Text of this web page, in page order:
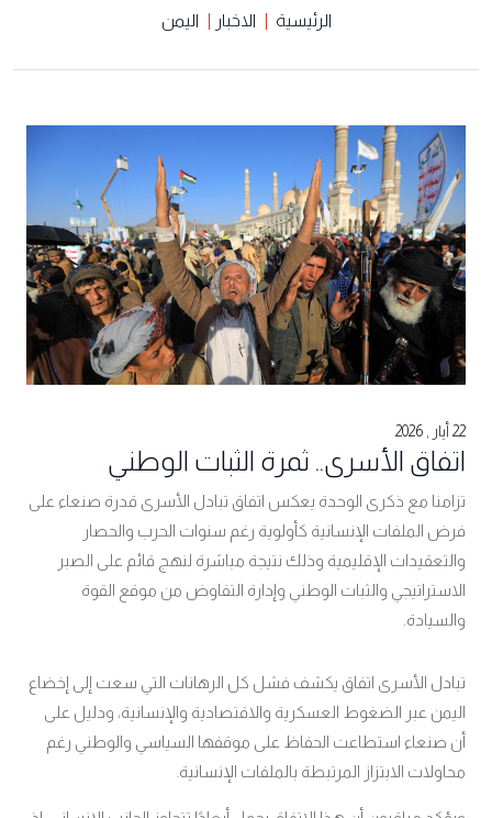
الرئيسية الاخبار اليمن
22 أيار , 2026
اتفاق الأسرى.. ثمرة الثبات الوطني
تزامنا مع ذكرى الوحدة يعكس اتفاق تبادل الأسرى قدرة صنعاء على
فرض الملفات الإنسانية كأولوية رغم سنوات الحرب والحصار
والتعقيدات الإقليمية وذلك نتيجة مباشرة لنهج قائم على الصبر
الاستراتيجي والثبات الوطني وإدارة التفاوض من موقع القوة
والسيادة.
تبادل الأسرى اتفاق يكشف فشل كل الرهانات التي سعت إلى إخضاع
اليمن عبر الضغوط العسكرية والاقتصادية والإنسانية، ودليل على
أن صنعاء استطاعت الحفاظ على موقفها السياسي والوطني رغم
محاولات الابتزاز المرتبطة بالملفات الإنسانية